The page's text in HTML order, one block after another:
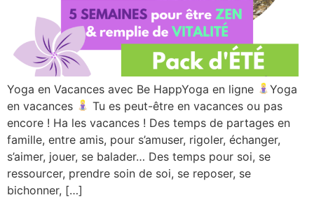
Yoga en Vacances avec Be HappYoga en ligne
Yoga
en vacances
Tu es peut-être en vacances ou pas
encore ! Ha les vacances ! Des temps de partages en
famille, entre amis, pour s’amuser, rigoler, échanger,
s’aimer, jouer, se balader… Des temps pour soi, se
ressourcer, prendre soin de soi, se reposer, se
bichonner, […]